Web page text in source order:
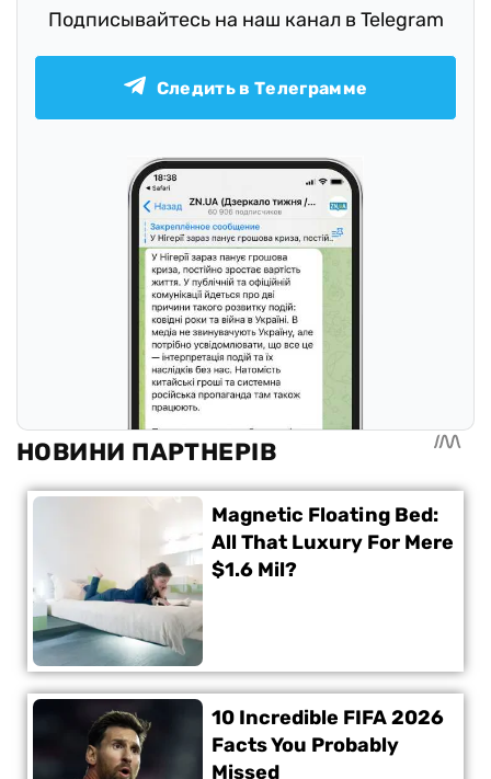
Подписывайтесь на наш канал в Telegram
Следить в Телеграмме